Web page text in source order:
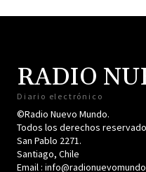
RADIO
Diario electrónico
©Radio Nuevo Mundo.
Todos los derechos
San Pablo 2271.
Santiago, Chile
Email :